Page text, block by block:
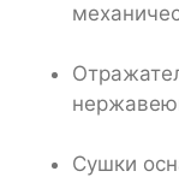
Сушки